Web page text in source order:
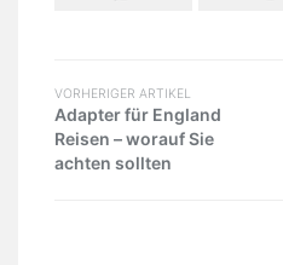
VORHERIGER ARTIKEL
Adapter für England
Reisen – worauf Sie
achten sollten